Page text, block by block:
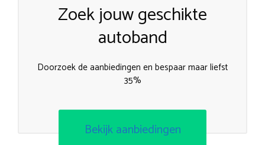
Zoek jouw geschikte
autoband
Doorzoek de aanbiedingen en bespaar maar liefst
35%
Bekijk aanbiedingen